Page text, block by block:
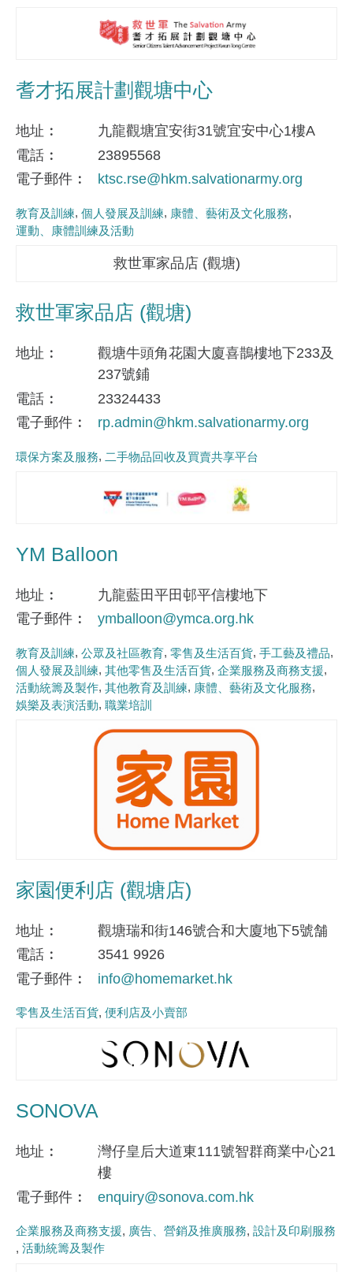
耆才拓展計劃觀塘中心
地址
九龍觀塘宜安街31號宜安中心1樓A
電話
23895568
電子郵件
ktsc.rse@hkm.salvationarmy.org
教育及訓練 個人發展及訓練
康體、藝術及文化服務
運動、康體訓練及活動
救世軍家品店 (觀塘)
救世軍家品店 (觀塘)
地址
觀塘牛頭角花園大廈喜鵲樓地下233及
237號鋪
電話
23324433
電子郵件
rp.admin@hkm.salvationarmy.org
環保方案及服務 二手物品回收及買賣共享平台
YM Balloon
地址
九龍藍田平田邨平信樓地下
電子郵件
ymballoon@ymca.org.hk
教育及訓練 公眾及社區教育 零售及生活百貨 手工藝及禮品
個人發展及訓練 其他零售及生活百貨 企業服務及商務支援
活動統籌及製作 其他教育及訓練
康體、藝術及文化服務
娛樂及表演活動 職業培訓
家園便利店 (觀塘店)
地址
觀塘瑞和街146號合和大廈地下5號舗
電話
3541 9926
電子郵件
info@homemarket.hk
零售及生活百貨 便利店及小賣部
SONOVA
地址
灣仔皇后大道東111號智群商業中心21
樓
電子郵件
enquiry@sonova.com.hk
企業服務及商務支援 廣告、營銷及推廣服務 設計及印刷服務
活動統籌及製作